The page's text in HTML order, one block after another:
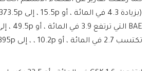
تكتسب 2.7 في المائة ، أو 10.2p ، ، إلى 395p.